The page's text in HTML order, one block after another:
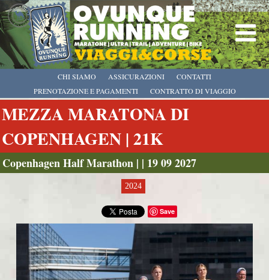
CHI SIAMO
PRENOTAZIONE E PAGAMENTI
CONTRATTO DI VIAGGIO
ASSICURAZIONI CONTATTI
MEZZA MARATONA DI
COPENHAGEN | 21K
Copenhagen Half Marathon | | 19 09 2027
2024
Save